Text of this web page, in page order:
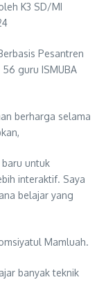
K3 SD/MI
Pesantren
guru ISMUBA
berharga selama
baru untuk
interaktif. Saya
belajar yang
Mamluah.
banyak teknik